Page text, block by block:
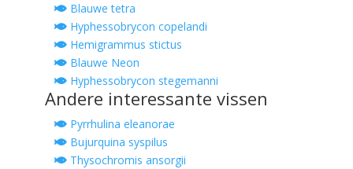
Blauwe tetra
Hyphessobrycon copelandi
Hemigrammus stictus
Blauwe Neon
Hyphessobrycon stegemanni
Andere interessante vissen
Pyrrhulina eleanorae
Bujurquina syspilus
Thysochromis ansorgii